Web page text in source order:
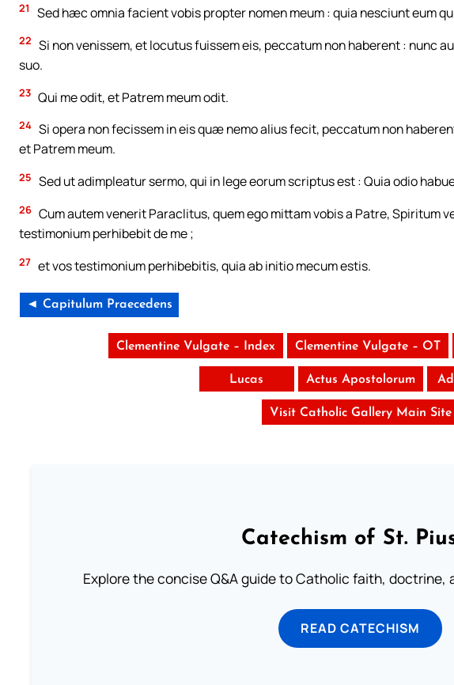
21 Sed hæc omnia facient vobis propter nomen meum : quia nesciunt eum
22 Si non venissem, et locutus fuissem eis, peccatum non haberent : nunc
suo.
23 Qui me odit, et Patrem meum odit.
24 Si opera non fecissem in eis quæ nemo alius fecit, peccatum non
et Patrem meum.
25 Sed ut adimpleatur sermo, qui in lege eorum scriptus est : Quia odio
26 Cum autem venerit Paraclitus, quem ego mittam vobis a Patre, Spiritum
testimonium perhibebit de me ;
27 et vos testimonium perhibebitis, quia ab initio mecum estis.
◄ Capitulum Praecedens
Clementine Vulgate – Index Clementine Vulgate – OT
Lucas Actus Apostolorum
Visit Catholic Gallery Main Site
Catechism of St.
Explore the concise Q&A guide to Catholic faith, doctrine,
READ CATECHISM